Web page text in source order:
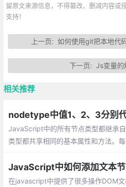
留原文来源信息，不得篡改、删减内容或
支持！
上一页:如何使用git把本地代
下一页:Js变量的
相关推荐
nodetype中值1、2、3分别
JavaScript中的所有节点类型都继承
类型都共享相同的基本属性和方法。
JavaScript中如何添加文本节
在javascript中提供了很多操作DOM